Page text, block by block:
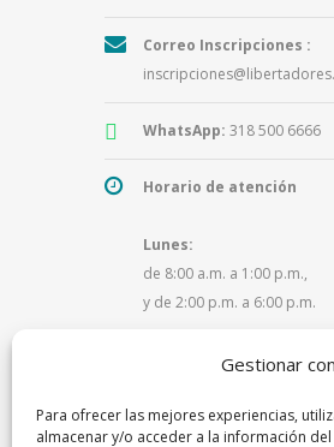
Gestionar
Para ofrecer las mejores experiencias,
almacenar y/o acceder a la información
Correo Inscripciones :
WhatsApp: 318 500 6666
Horario de atención
Lunes:
de 8:00 a.m. a 1:00 p.m.,
y de 2:00 p.m. a 6:00 p.m.
Martes a viernes:
y de 2:00 p.m. a 5:30 p.m.